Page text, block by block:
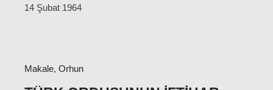
14 Şubat 1964
Makale, Orhun